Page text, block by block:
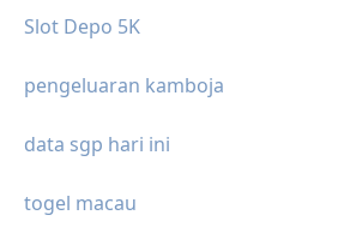
Slot Depo 5K
pengeluaran kamboja
data sgp hari ini
togel macau